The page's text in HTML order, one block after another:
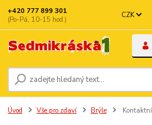
CZK
+420 777 899 301
(Po-Pá, 10-15 hod.)
Úvod Vše pro zdaví Brýle